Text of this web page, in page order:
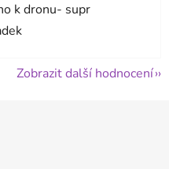
k dronu- supr
Zobrazit další hodnocení